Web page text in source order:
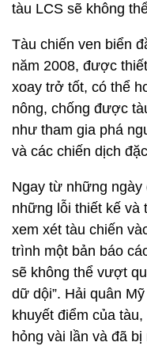
tàu LCS sẽ không
Tàu chiến ven biển
năm 2008, được
xoay trở tốt, có thể
nông, chống được
như tham gia phá
và các chiến dịch
Ngay từ những ngày
những lỗi thiết kế và
xem xét tàu chiến
trình một bản báo
sẽ không thể vượt
dữ dội”. Hải quân
khuyết điểm của
hỏng vài lần và đã